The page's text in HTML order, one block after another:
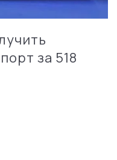
за 518